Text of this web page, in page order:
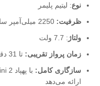
نوع: لیتیم پلیمر
ظرفیت: 2250 میلی‌آمپر ساعت
ولتاژ : 7.7 ولت
زمان پرواز تقریبی: تا 31 دقیقه (بسته به شرایط محیطی)
سازگاری کامل:
ارائه می‌دهد